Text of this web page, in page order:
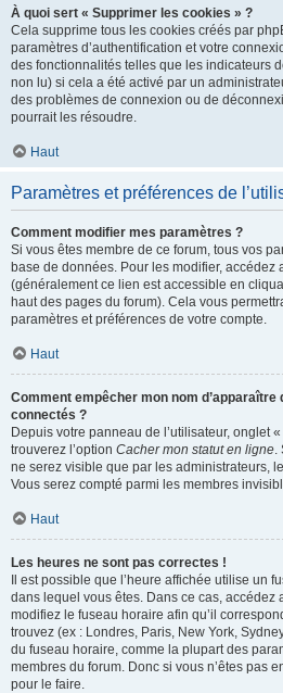
À quoi sert « Supprimer les cookies » ?
Cela supprime tous les cookies créés par
paramètres d’authentification et votre
des fonctionnalités telles que les indicateurs
non lu) si cela a été activé par un
des problèmes de connexion ou de
pourrait les résoudre.
Haut
Paramètres et préférences de
Comment modifier mes paramètres ?
Si vous êtes membre de ce forum, tous vos
base de données. Pour les modifier, accédez
(généralement ce lien est accessible en
haut des pages du forum). Cela vous
paramètres et préférences de votre compte.
Haut
Comment empêcher mon nom
connectés ?
Depuis votre panneau de l’utilisateur, onglet
trouverez l’option Cacher mon statut en ligne.
ne serez visible que par les administrateurs,
Vous serez compté parmi les membres
Haut
Les heures ne sont pas correctes !
Il est possible que l’heure affichée utilise un
dans lequel vous êtes. Dans ce cas, accédez
modifiez le fuseau horaire afin qu’il
trouvez (ex : Londres, Paris, New York,
du fuseau horaire, comme la plupart des
membres du forum. Donc si vous n’êtes pas
pour le faire.